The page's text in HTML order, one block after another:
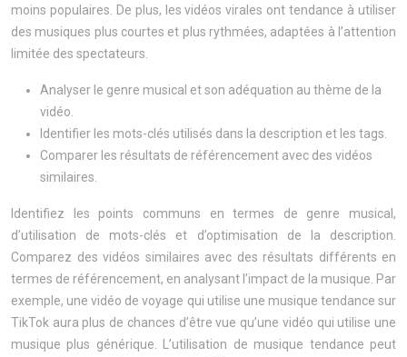
moins populaires. De plus, les vidéos virales ont tendance à utiliser
des musiques plus courtes et plus rythmées, adaptées à l’attention
limitée des spectateurs.
Analyser le genre musical et son adéquation au thème de la
vidéo.
Identifier les mots-clés utilisés dans la description et les tags.
Comparer les résultats de référencement avec des vidéos
similaires.
Identifiez les points communs en termes de genre musical,
d’utilisation de mots-clés et d’optimisation de la description.
Comparez des vidéos similaires avec des résultats différents en
termes de référencement, en analysant l’impact de la musique. Par
exemple, une vidéo de voyage qui utilise une musique tendance sur
TikTok aura plus de chances d’être vue qu’une vidéo qui utilise une
musique plus générique. L’utilisation de musique tendance peut